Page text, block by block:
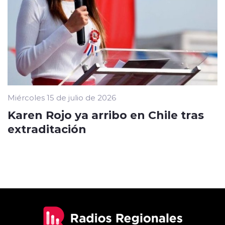
Miércoles 15 de julio de 2026
Karen Rojo ya arribo en Chile tras
extraditación